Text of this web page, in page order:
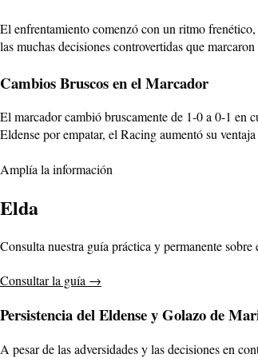
El enfrentamiento comenzó con un ritmo
las muchas decisiones controvertidas que
Cambios Bruscos en el Marcador
El marcador cambió bruscamente de 1-0 a 0-1
Eldense por empatar, el Racing aumentó su
Amplía la información
Elda
Consulta nuestra guía práctica y permanente sobre
Consultar la guía →
Persistencia del Eldense y Golazo de
A pesar de las adversidades y las decisiones en